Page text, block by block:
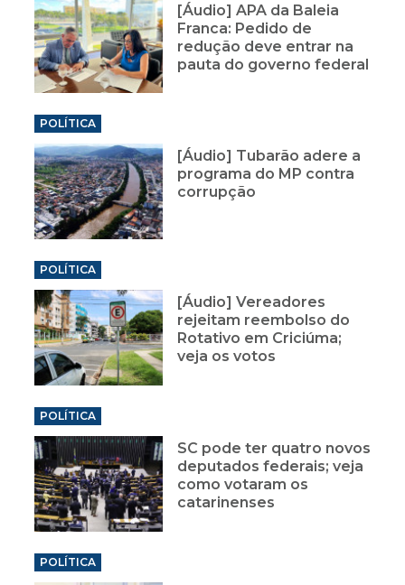
[Áudio] APA da Baleia
Franca: Pedido de
redução deve entrar na
pauta do governo federal
POLÍTICA
[Áudio] Tubarão adere a
programa do MP contra
corrupção
POLÍTICA
[Áudio] Vereadores
rejeitam reembolso do
Rotativo em Criciúma;
veja os votos
POLÍTICA
SC pode ter quatro novos
deputados federais; veja
como votaram os
catarinenses
POLÍTICA